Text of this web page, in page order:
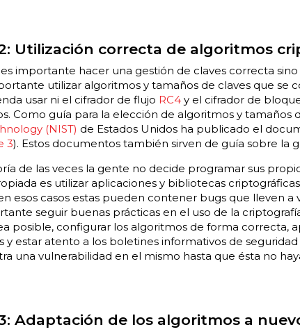
Utilización correcta de algoritmos
importante hacer una gestión de claves correcta
utilizar algoritmos y tamaños de claves que se
usar ni el cifrador de flujo RC4y el cifrador de
Como guía para la elección de algoritmos y tamaños
(NIST) de Estados Unidos ha publicado el
3). Estos documentos también sirven de guía sobre la
de las veces la gente no decide programar sus
es utilizar aplicaciones y bibliotecas
esos casos estas pueden contener bugs que lleven a
seguir buenas prácticas en el uso de la
posible, configurar los algoritmos de forma correcta,
y estar atento a los boletines informativos de
una vulnerabilidad en el mismo hasta que ésta no
Adaptación de los algoritmos a